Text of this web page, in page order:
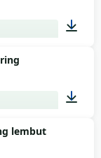
lembut